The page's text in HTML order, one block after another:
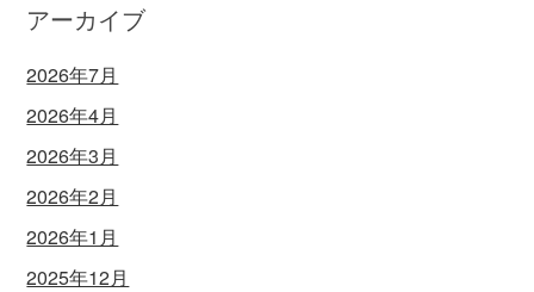
アーカイブ
2026年7月
2026年4月
2026年3月
2026年2月
2026年1月
2025年12月